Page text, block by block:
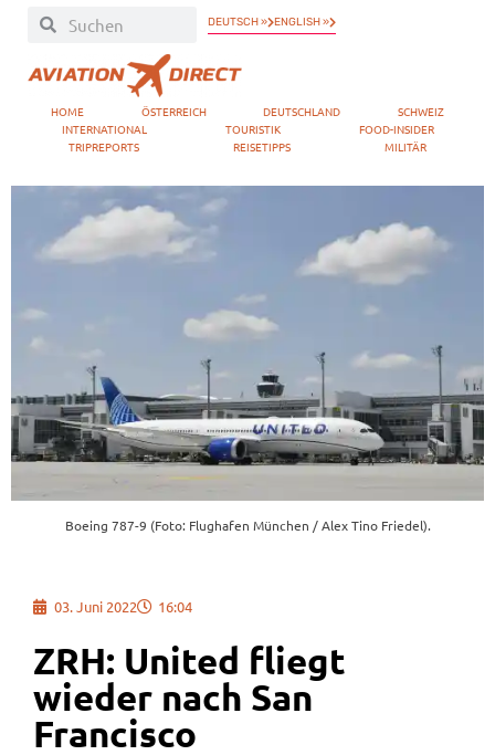
DEUTSCH » ENGLISH »
HOME ÖSTERREICH DEUTSCHLAND
SCHWEIZ
INTERNATIONAL
TOURISTIK
FOOD-INSIDER
TRIPREPORTS
REISETIPPS MILITÄR
Boeing 787-9 (Foto: Flughafen München / Alex Tino Friedel).
03. Juni 2022 16:04
ZRH: United fliegt
wieder nach San
Francisco